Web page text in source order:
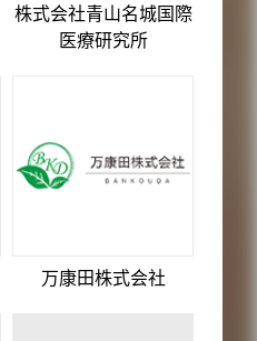
株式会社青山名城国際
医療研究所
万康田株式会社